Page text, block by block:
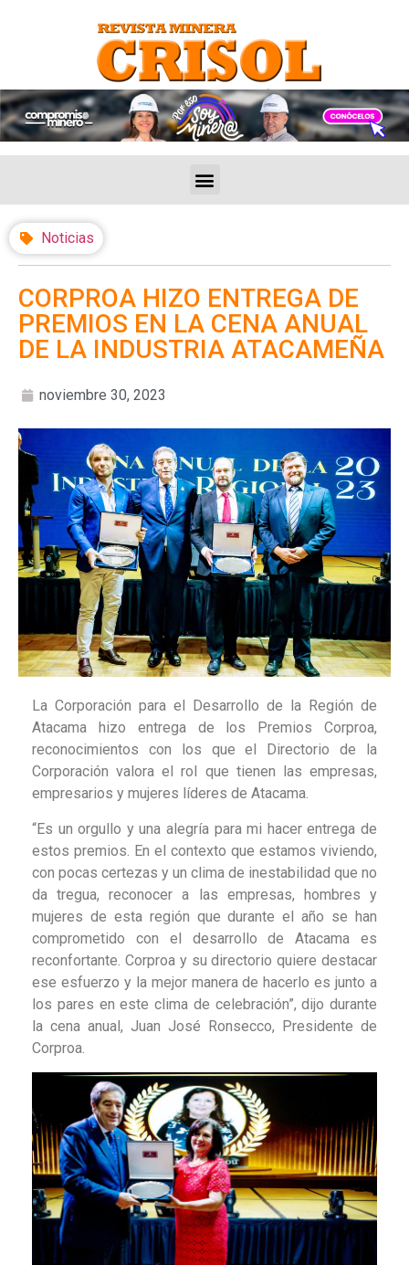
Noticias
CORPROA HIZO ENTREGA DE
PREMIOS EN LA CENA ANUAL
DE LA INDUSTRIA ATACAMEÑA
noviembre 30, 2023
La Corporación para el Desarrollo de la Región de
Atacama hizo entrega de los Premios Corproa,
reconocimientos con los que el Directorio de la
Corporación valora el rol que tienen las empresas,
empresarios y mujeres líderes de Atacama.
“Es un orgullo y una alegría para mi hacer entrega de
estos premios. En el contexto que estamos viviendo,
con pocas certezas y un clima de inestabilidad que no
da tregua, reconocer a las empresas, hombres y
mujeres de esta región que durante el año se han
comprometido con el desarrollo de Atacama es
reconfortante. Corproa y su directorio quiere destacar
ese esfuerzo y la mejor manera de hacerlo es junto a
los pares en este clima de celebración”, dijo durante
la cena anual, Juan José Ronsecco, Presidente de
Corproa.